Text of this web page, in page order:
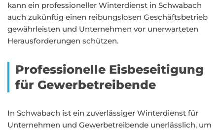
kann ein professioneller Winterdienst in Schwabach
auch zukünftig einen reibungslosen Geschäftsbetrieb
gewährleisten und Unternehmen vor unerwarteten
Herausforderungen schützen.
Professionelle Eisbeseitigung
für Gewerbetreibende
In Schwabach ist ein zuverlässiger Winterdienst für
Unternehmen und Gewerbetreibende unerlässlich, um